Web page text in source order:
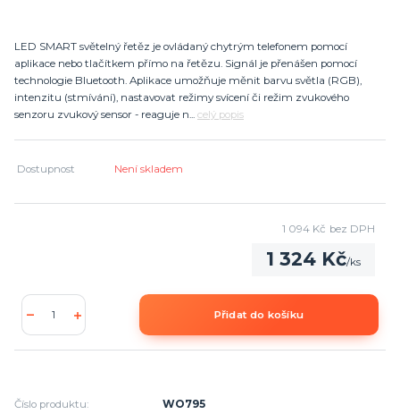
LED SMART světelný řetěz je ovládaný chytrým telefonem pomocí
aplikace nebo tlačítkem přímo na řetězu. Signál je přenášen pomocí
technologie Bluetooth. Aplikace umožňuje měnit barvu světla (RGB),
intenzitu (stmívání), nastavovat režimy svícení či režim zvukového
senzoru zvukový sensor - reaguje n... celý popis
Dostupnost Není skladem
1 324 Kč/ks
1 094 Kč bez DPH
Přidat do košíku
Číslo produktu:
WO795